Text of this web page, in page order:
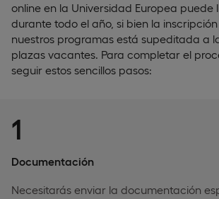
online en la Universidad Europea puede
durante todo el año, si bien la
nuestros programas está supeditada a
plazas vacantes. Para completar el
seguir estos sencillos pasos:
1
Documentación
Necesitarás enviar la documentación